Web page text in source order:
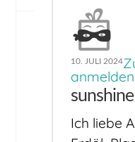
10. JULI 2024
anmelden
sunshine
Ich liebe